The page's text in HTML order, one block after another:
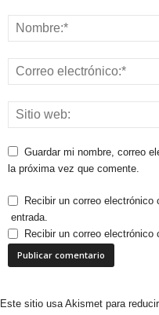
Guardar mi nombre, correo
la próxima vez que comente.
Recibir un correo
entrada.
Recibir un correo electrónico
Este sitio usa Akismet para